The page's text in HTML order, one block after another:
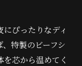
ぴったりなディ
特製のビーフシ
芯から温めてく